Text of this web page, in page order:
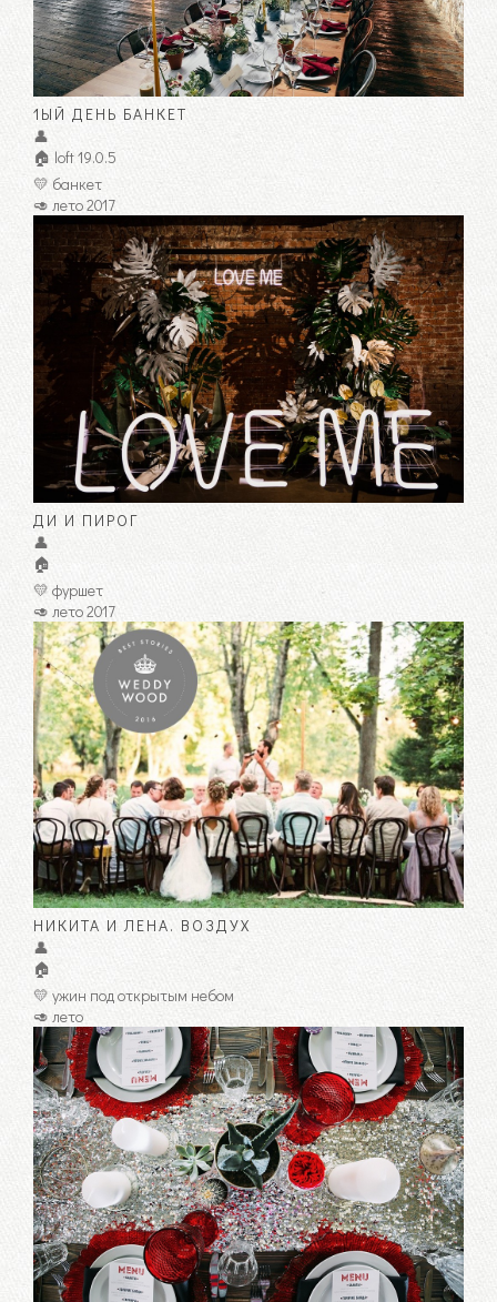
1ЫЙ ДЕНЬ БАНКЕТ
👤
🏠 loft 19.0.5
💛 банкет
🥑 лето 2017
ДИ И ПИРОГ
👤
🏠
💛 фуршет
🥑 лето 2017
НИКИТА И ЛЕНА. ВОЗДУХ
👤
🏠
💛 ужин под открытым небом
🥑 лето